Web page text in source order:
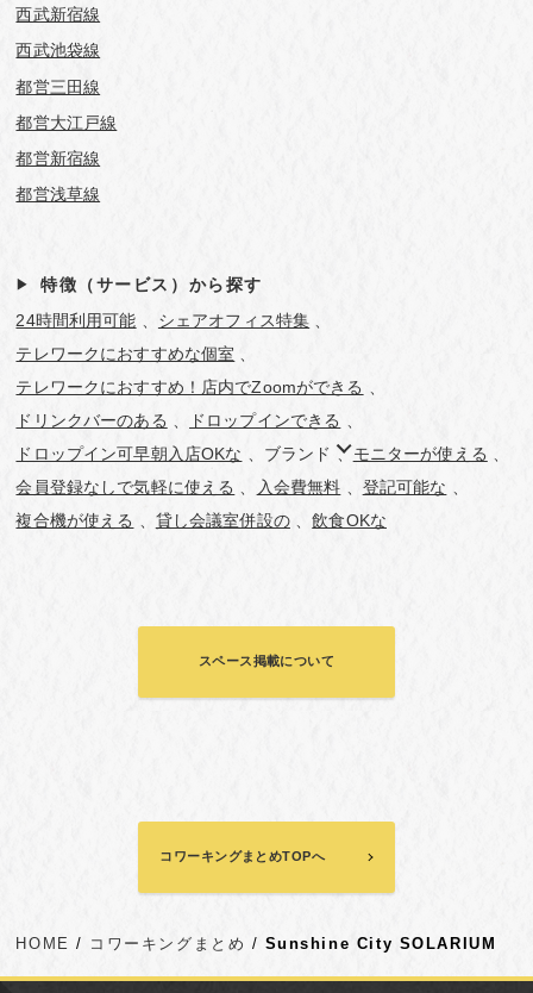
西武新宿線
西武池袋線
都営三田線
都営大江戸線
都営新宿線
都営浅草線
特徴（サービス）から探す
24時間利用可能
シェアオフィス特集
テレワークにおすすめな個室
テレワークにおすすめ！店内でZoomができる
ドリンクバーのある
ドロップインできる
ドロップイン可早朝入店OKな
ブランド
モニターが使える
会員登録なしで気軽に使える
入会費無料
登記可能な
複合機が使える
貸し会議室併設の 飲食OKな
スペース掲載について
コワーキングまとめTOPへ
HOME コワーキングまとめ Sunshine City SOLARIUM